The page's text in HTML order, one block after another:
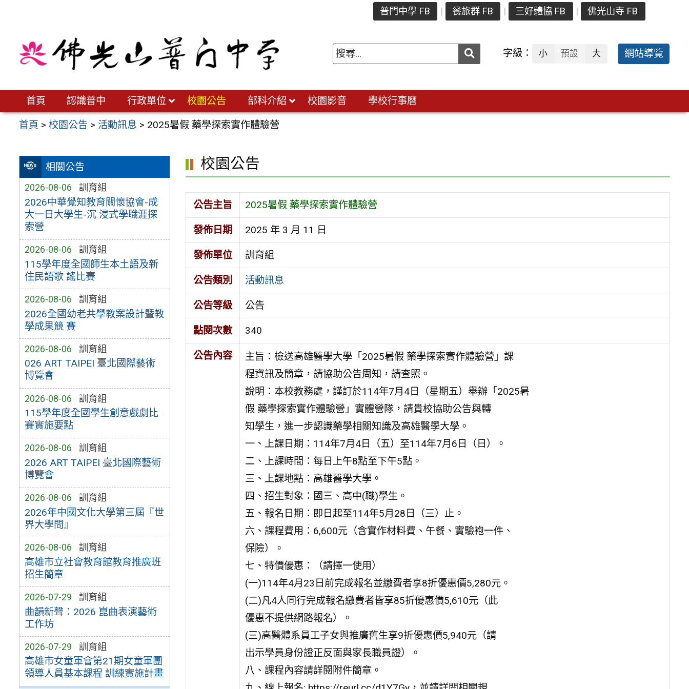
普門中學 FB 餐旅群 FB 三好體協 FB 佛光山寺 FB
送出 字級： 小 預設 大 網站導覽
首頁 認識普中 行政單位 校園公告 部科介紹 校園影音 學校行事曆
首頁 >校園公告 > 活動訊息 > 2025暑假 藥學探索實作體驗營
相關公告
2026-08-06 訓育組
2026中華覺知教育關懷協會-成
大一日大學生-沉 浸式學職涯探
索營
2026-08-06 訓育組
115學年度全國師生本土語及新
住民語歌 謠比賽
2026-08-06 訓育組
2026全國幼老共學教案設計暨教
學成果競 賽
2026-08-06 訓育組
026 ART TAIPEI 臺北國際藝術
博覽會
2026-08-06 訓育組
115學年度全國學生創意戲劇比
賽實施要點
2026-08-06 訓育組
2026 ART TAIPEI 臺北國際藝術
博覽會
2026-08-06 訓育組
2026年中國文化大學第三屆『世
界大學問』
2026-08-06 訓育組
高雄市立社會教育館教育推廣班
招生簡章
2026-07-29 訓育組
曲韻新聲：2026 崑曲表演藝術
工作坊
2026-07-29 訓育組
高雄市女童軍會第21期女童軍團
領導人員基本課程 訓練實施計畫
校園公告
公告主旨 2025暑假 藥學探索實作體驗營
發佈日期 2025 年 3 月 11 日
發佈單位 訓育組
公告類別 活動訊息
公告等級 公告
點閱次數 340
公告內容
主旨：檢送高雄醫學大學「2025暑假 藥學探索實作體驗營」課
程資訊及簡章，請協助公告周知，請查照。
說明：本校教務處，謹訂於114年7月4日（星期五）舉辦「2025暑
假 藥學探索實作體驗營」實體營隊，請貴校協助公告與轉
知學生，進一步認識藥學相關知識及高雄醫學大學。
一、上課日期：114年7月4日（五）至114年7月6日（日）。
二、上課時間：每日上午8點至下午5點。
三、上課地點：高雄醫學大學。
四、招生對象：國三、高中(職)學生。
五、報名日期：即日起至114年5月28日（三）止。
六、課程費用：6,600元（含實作材料費、午餐、實驗袍一件、
保險）。
七、特價優惠：（請擇一使用）
(一)114年4月23日前完成報名並繳費者享8折優惠價5,280元。
(二)凡4人同行完成報名繳費者皆享85折優惠價5,610元（此
優惠不提供網路報名）。
(三)高醫體系員工子女與推廣舊生享9折優惠價5,940元（請
出示學員身份證正反面與家長職員證）。
八、課程內容請詳閱附件簡章。